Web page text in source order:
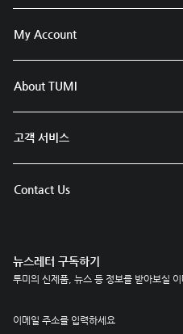
My Account
About TUMI
고객 서비스
Contact Us
뉴스레터 구독하기
투미의 신제품, 뉴스 등 정보를 받아보실